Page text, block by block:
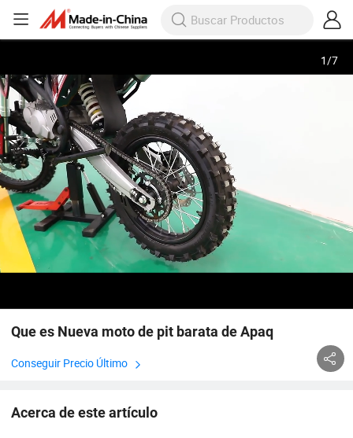
1/7
Que es Nueva moto de pit barata de Apaq
Conseguir Precio Último
Acerca de este artículo